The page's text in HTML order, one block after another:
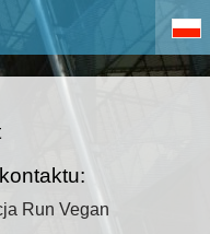
Run Vegan